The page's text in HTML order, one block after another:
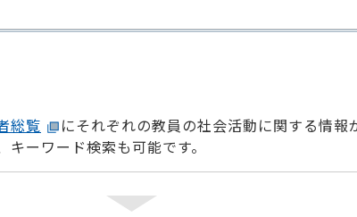
総覧
にそれぞれの教員の社会活動に関する情報
ーワード検索も可能です。